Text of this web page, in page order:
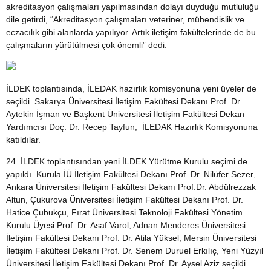
akreditasyon çalışmaları yapılmasından dolayı duyduğu mutluluğu
dile getirdi, “Akreditasyon çalışmaları veteriner, mühendislik ve
eczacılık gibi alanlarda yapılıyor. Artık iletişim fakültelerinde de bu
çalışmaların yürütülmesi çok önemli” dedi.
İLDEK toplantısında, İLEDAK hazırlık komisyonuna yeni üyeler de
seçildi. Sakarya Üniversitesi İletişim Fakültesi Dekanı Prof. Dr.
Aytekin İşman ve Başkent Üniversitesi İletişim Fakültesi Dekan
Yardımcısı Doç. Dr. Recep Tayfun, İLEDAK Hazırlık Komisyonuna
katıldılar.
24. İLDEK toplantısından yeni İLDEK Yürütme Kurulu seçimi de
yapıldı. Kurula İÜ İletişim Fakültesi Dekanı Prof. Dr. Nilüfer Sezer
Ankara Üniversitesi İletişim Fakültesi Dekanı Prof.Dr. Abdülrezzak
Altun , Çukurova Üniversitesi İletişim Fakültesi Dekanı Prof. Dr.
Hatice Çubukçu , Fırat Üniversitesi Teknoloji Fakültesi Yönetim
Kurulu Üyesi Prof. Dr. Asaf Varol , Adnan Menderes Üniversitesi
İletişim Fakültesi Dekanı Prof. Dr. Atila Yüksel , Mersin Üniversitesi
İletişim Fakültesi Dekanı Prof. Dr. Senem Duruel Erkılıç , Yeni Yüzyıl
Üniversitesi İletişim Fakültesi Dekanı Prof. Dr. Aysel Aziz seçildi.